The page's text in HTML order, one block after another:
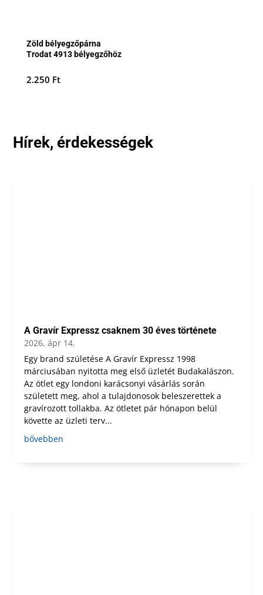
Zöld bélyegzőpárna
Trodat 4913 bélyegzőhöz
2.250 Ft
Hírek, érdekességek
A Gravír Expressz csaknem 30 éves története
2026, ápr 14.
Egy brand születése A Gravír Expressz 1998
márciusában nyitotta meg első üzletét Budakalászon.
Az ötlet egy londoni karácsonyi vásárlás során
született meg, ahol a tulajdonosok beleszerettek a
gravírozott tollakba. Az ötletet pár hónapon belül
követte az üzleti terv...
bővebben